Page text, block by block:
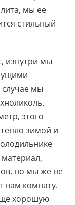
мы ее
стильный
изнутри мы
мы
этого
зимой и
но мы же не
нам комнату.
хорошую